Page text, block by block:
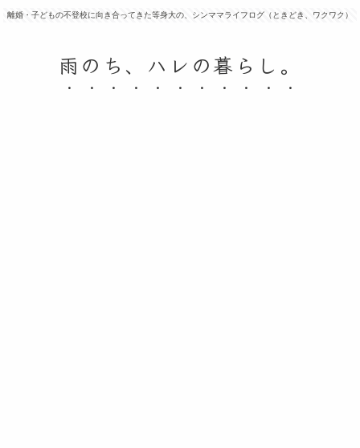
離婚・子どもの不登校に向き合ってきた等身大の、シンママライフログ（ときどき、ワクワク）
雨のち、ハレの暮らし。